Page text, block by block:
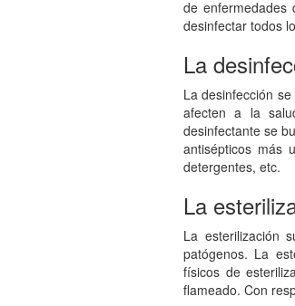
de enfermedades
desinfectar todos
La
La desinfección
afecten a la
desinfectante se
antisépticos más
detergentes, etc.
La
La esterilización
patógenos. La
físicos de
flameado. Con